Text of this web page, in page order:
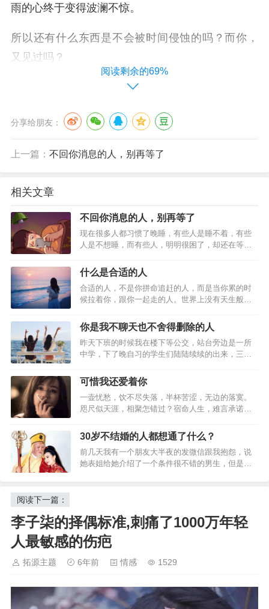
雨的心终于变得波澜不惊。
所以还有什么东西是不会被时间侵蚀的吗？而你，
又见过吗？
撒贝宁在综艺节目里回忆起自己双胞胎孩子出生时
己妈妈的，告诉妈妈当奶奶了，有了两个小孙子。
只是他说这条微信再也没有被回复，因为他妈妈已
妈妈没有办法分享儿子为人父的喜悦，没有办法知
道也正是因为当了爸爸，撒贝宁才更懂得父母之爱
的深沉。妈妈更不知道即使那注定是有去无回的消
息，但他却永远将妈妈的微信留在通讯录里。
上帝怕那些多情的人陷在一段感情里久久不能自
拔，于是带走一批人，让他们再也不能见面，以为
只要这样就能切断联系。
可是人类总是能突破界限，留住最真实的。
所以就算这辈子我们都不能见了，我再也没有办法
听你说话，再也没有办法跟你吃顿饭，你还是活在
我的心里、梦里，还有你不能参与的人生里。
毛不易有一首歌叫《一荤一素》，是他写给因病去
妈妈去世之前，毛不易还不是那个被大家喜欢的歌
手，妈妈在担心着毛不易的生活中离开。那之后他
的人生发生了翻天覆地的变化，他妈妈担心的事没
有发生。
这首歌里有一段歌词是： " 你又可曾来过我的梦里，
阅读剩余的69%
分享给朋友：
上一篇： 不回你消息的人，别再等了
相关文章
不回你消息的人，别再等了
现在很多人都习惯了晚睡，有些人是睡不着，有些
人是不想睡，而有些人，明明很困了，却还在等，
等，也许是在等一句晚安，也许是在等喜欢的人回
复。你有没有这种经历，睡到半夜的时候手机响
了，你睡眼朦胧的爬起来看手机，以为是某个人给
你回消息了，结果却是一条条无关紧要的垃…
什么是合适的人
合适的人，不是你拼命追赶的人，而是当你累的时
候拉着你，跟你一起走的人。世界上没有天生般配
随和的，一个勤快的，一个懒惰的。之所以合适，
不过是因为一个懂得包容迁就，一个懂得适可而
止。在磨合中改变着不合适的彼此，愿意在未来为
了彼此变成更好的两个人。就像男生可以打…
你是我不聊天也不舍得删除的人
昨天下班的时候我在楼下等公交，站台旁边是一所
中学，下了晚自习的学生们陆陆续续的出来，三五
看到这一幕，我突然想起大学时候很好的朋友，我
们也曾经聊天到半夜也舍不得结束。点开她的头像
打开对话框，才发现我们上一次说话是一年半以
前。我在那个对话框的页面停了很久，我想…
可惜我还爱着你
一壶忧愁，饮不尽失落，半杯苦涩，无边的落寞。
咫尺似天涯，相聚怎错过？宿命人生，难言承诺，
伤。念苦正如，你思君抹泪，未见我泪茫茫。…
30岁不结婚的人都想通了什么？
前几天我有一个朋友大半夜的发微信跟我抱怨，说
她表姐给她介绍了一个条件很不错的男生，但是两
因为她知道自己只要一张嘴，全家人都会…
阅读下一篇：
李子柒的择偶标准,刺痛了1000万年轻
人最敏感的伤疤
拓源主题 6年前 情感 1529